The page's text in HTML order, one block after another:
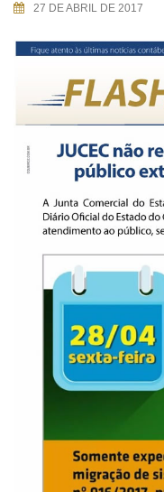
27 DE ABRIL DE 2017